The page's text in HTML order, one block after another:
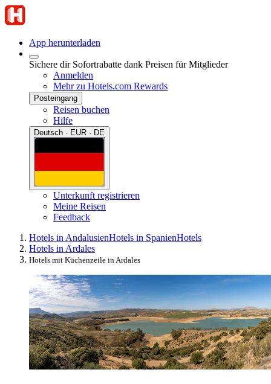
App herunterladen
Sichere dir Sofortrabatte dank Preisen für Mitglieder
Anmelden
Mehr zu Hotels.com Rewards
Posteingang
Reisen buchen
Hilfe
Deutsch · EUR · DE
Unterkunft registrieren
Meine Reisen
Feedback
Hotels in AndalusienHotels in SpanienHotels
Hotels in Ardales
Hotels mit Küchenzeile in Ardales